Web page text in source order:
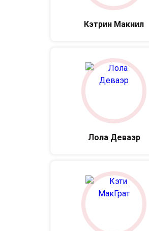
Кэтрин Макнил
Лола Деваэр